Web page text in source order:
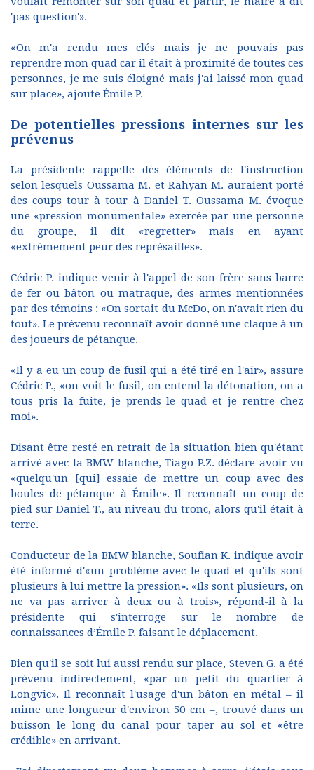
'pas question'».
«On m'a rendu mes clés mais je ne pouvais pas
reprendre mon quad car il était à proximité de toutes ces
personnes, je me suis éloigné mais j'ai laissé mon quad
sur place», ajoute Émile P.
De potentielles pressions internes sur les
prévenus
La présidente rappelle des éléments de l'instruction
selon lesquels Oussama M. et Rahyan M. auraient porté
des coups tour à tour à Daniel T. Oussama M. évoque
une «pression monumentale» exercée par une personne
du groupe, il dit «regretter» mais en ayant
«extrêmement peur des représailles».
Cédric P. indique venir à l'appel de son frère sans barre
de fer ou bâton ou matraque, des armes mentionnées
par des témoins : «On sortait du McDo, on n'avait rien du
tout». Le prévenu reconnaît avoir donné une claque à un
des joueurs de pétanque.
«Il y a eu un coup de fusil qui a été tiré en l'air», assure
Cédric P., «on voit le fusil, on entend la détonation, on a
tous pris la fuite, je prends le quad et je rentre chez
moi».
Disant être resté en retrait de la situation bien qu'étant
arrivé avec la BMW blanche, Tiago P.Z. déclare avoir vu
«quelqu'un [qui] essaie de mettre un coup avec des
boules de pétanque à Émile». Il reconnaît un coup de
pied sur Daniel T., au niveau du tronc, alors qu'il était à
terre.
Conducteur de la BMW blanche, Soufian K. indique avoir
été informé d'«un problème avec le quad et qu'ils sont
plusieurs à lui mettre la pression». «Ils sont plusieurs, on
ne va pas arriver à deux ou à trois», répond-il à la
présidente qui s'interroge sur le nombre de
connaissances d’Émile P. faisant le déplacement.
Bien qu'il se soit lui aussi rendu sur place, Steven G. a été
prévenu indirectement, «par un petit du quartier à
Longvic». Il reconnaît l'usage d'un bâton en métal – il
mime une longueur d'environ 50 cm –, trouvé dans un
buisson le long du canal pour taper au sol et «être
crédible» en arrivant.